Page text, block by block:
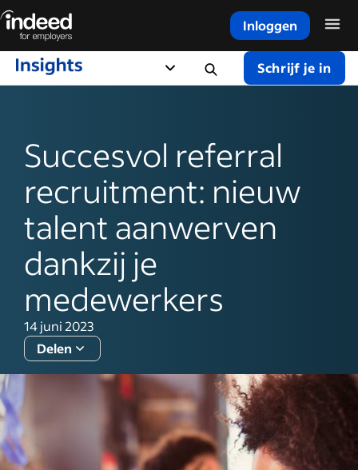
Inloggen
Begin van hoofdinhoud Schrijf je in
Succesvol referral
recruitment: nieuw
talent aanwerven
dankzij je
medewerkers
14 juni 2023
Delen